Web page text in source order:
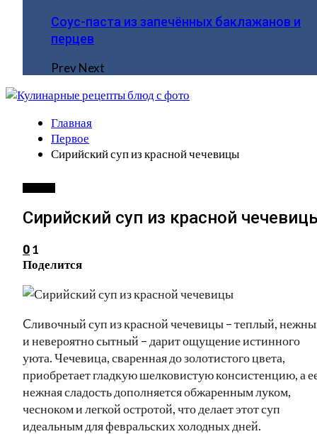
Соус-паста из запечённых баклажанов и
перцев
PrevNext
Главная
Первое
Сирийский суп из красной чечевицы
Сирийский суп из красной
0 1
Поделится
Cливочный суп из красной чечевицы – теплый,
и невероятно сытный – дарит ощущение истинного
уюта. Чечевица, сваренная до золотистого цвета,
приобретает гладкую шелковистую консистенцию, а
нежная сладость дополняется обжаренным луком,
чесноком и легкой остротой, что делает этот суп
идеальным для февральских холодных дней.